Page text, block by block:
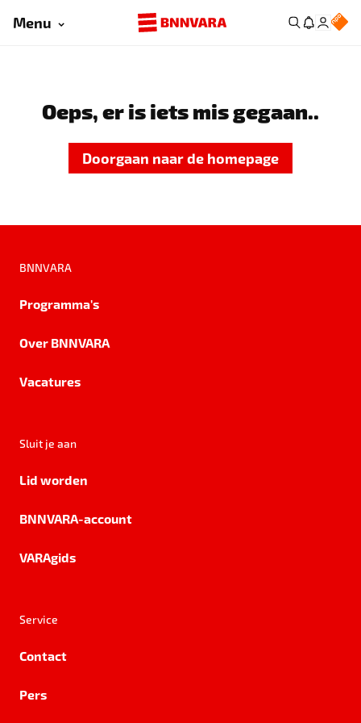
Menu
Oeps, er is iets mis gegaan..
Doorgaan naar de homepage
BNNVARA
Programma's
Over BNNVARA
Vacatures
Sluit je aan
Lid worden
BNNVARA-account
VARAgids
Service
Contact
Pers